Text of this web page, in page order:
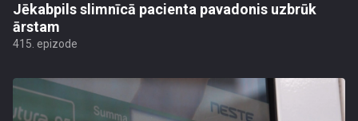
Jēkabpils slimnīcā pacienta pavadonis uzbrūk
ārstam
415. epizode